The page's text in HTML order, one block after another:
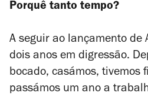
Porquê tanto tempo?
A seguir ao lançamento de
dois anos em digressão.
bocado, casámos, tivemos
passámos um ano a